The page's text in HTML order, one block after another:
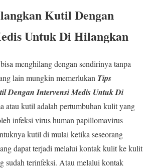
Kutil Dengan
Untuk Di Hilangkan
menghilang dengan sendirinya tanpa
lain mungkin memerlukan Tips
DenganIntervensi Medis Untuk Di
atau kutil adalah pertumbuhan kulit yang
infeksi virus human papillomavirus
kutil di mulai ketika seseorang
dapat terjadi melalui kontak kulit ke kulit
sudah terinfeksi. Atau melalui kontak